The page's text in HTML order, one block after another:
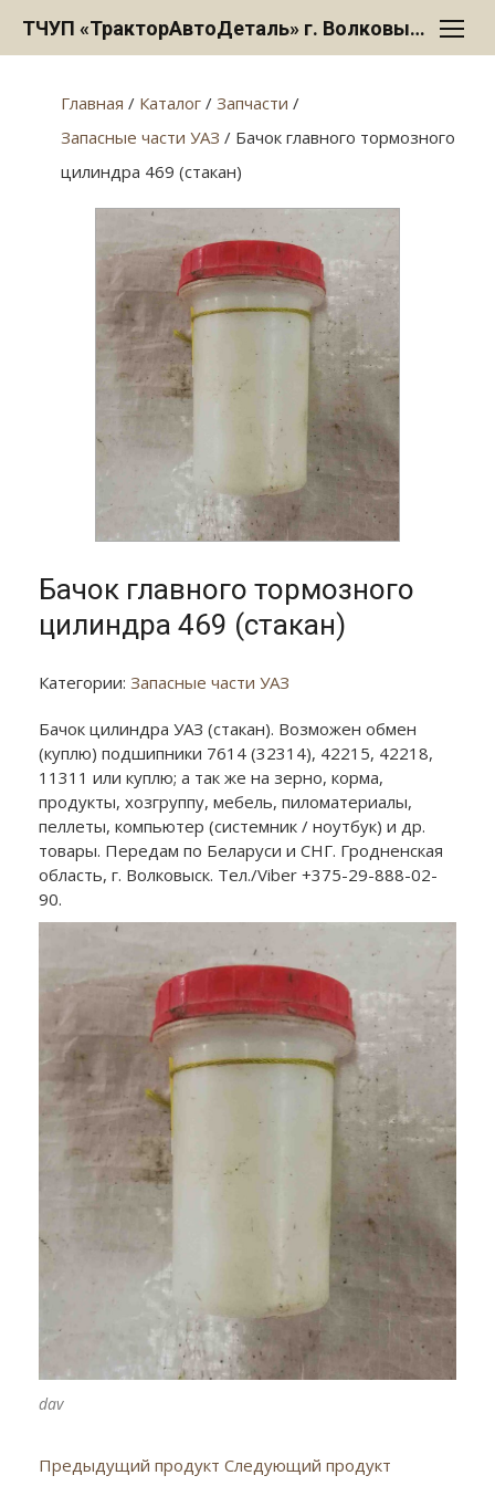
ТЧУП «ТракторАвтоДеталь» г. Волковыск
Главная / Каталог / Запчасти /
Запасные части УАЗ / Бачок главного тормозного
цилиндра 469 (стакан)
Бачок главного тормозного
цилиндра 469 (стакан)
Категории: Запасные части УАЗ
Бачок цилиндра УАЗ (стакан). Возможен обмен
(куплю) подшипники 7614 (32314), 42215, 42218,
11311 или куплю; а так же на зерно, корма,
продукты, хозгруппу, мебель, пиломатериалы,
пеллеты, компьютер (системник / ноутбук) и др.
товары. Передам по Беларуси и СНГ. Гродненская
область, г. Волковыск. Тел./Viber +375-29-888-02-
90.
dav
Предыдущий продукт Следующий продукт